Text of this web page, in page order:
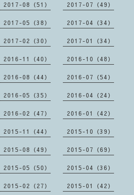
2017-08（51） 2017-07（49）
2017-05（38） 2017-04（34）
2017-02（30） 2017-01（34）
2016-11（40） 2016-10（48）
2016-08（44） 2016-07（54）
2016-05（35） 2016-04（24）
2016-02（47） 2016-01（42）
2015-11（44） 2015-10（39）
2015-08（49） 2015-07（69）
2015-05（50） 2015-04（36）
2015-02（27） 2015-01（42）